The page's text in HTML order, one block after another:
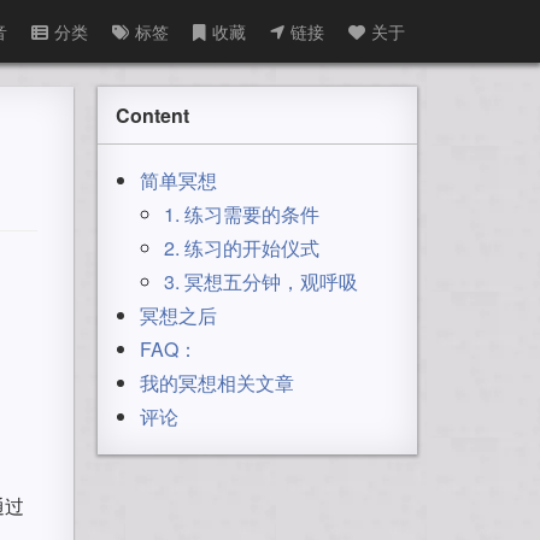
分类 标签 收藏 链接 关于
Content
简单冥想
1. 练习需要的条件
2. 练习的开始仪式
3. 冥想五分钟，观呼吸
冥想之后
FAQ：
我的冥想相关文章
评论